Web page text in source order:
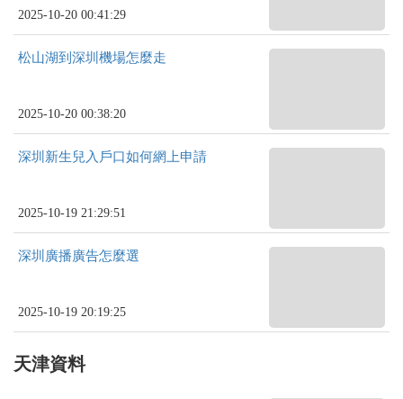
2025-10-20 00:41:29
松山湖到深圳機場怎麼走
2025-10-20 00:38:20
深圳新生兒入戶口如何網上申請
2025-10-19 21:29:51
深圳廣播廣告怎麼選
2025-10-19 20:19:25
天津資料